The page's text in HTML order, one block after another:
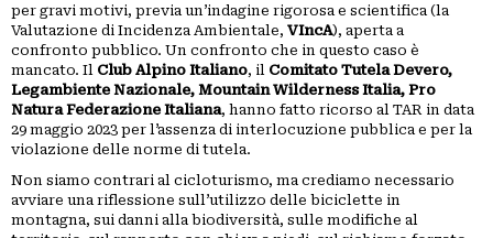
per gravi motivi, previa un’indagine rigorosa e scientifica (la
Valutazione di Incidenza Ambientale, VIncA), aperta a
confronto pubblico. Un confronto che in questo caso è
mancato. Il Club Alpino Italiano, il Comitato Tutela Devero,
Legambiente Nazionale, Mountain Wilderness Italia, Pro
Natura Federazione Italiana, hanno fatto ricorso al TAR in data
29 maggio 2023 per l’assenza di interlocuzione pubblica e per la
violazione delle norme di tutela.
Non siamo contrari al cicloturismo, ma crediamo necessario
avviare una riflessione sull’utilizzo delle biciclette in
montagna, sui danni alla biodiversità, sulle modifiche al